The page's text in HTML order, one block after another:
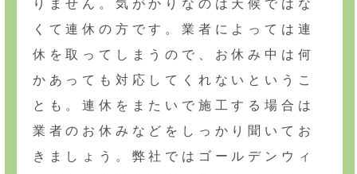
りません。気がかりなのは天候ではな
くて連休の方です。業者によっては連
休を取ってしまうので、お休み中は何
かあっても対応してくれないというこ
とも。連休をまたいで施工する場合は
業者のお休みなどをしっかり聞いてお
きましょう。弊社ではゴールデンウィ